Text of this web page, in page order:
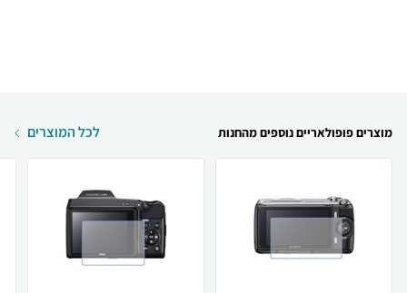
מוצרים פופולאריים נוספים מהחנות לכל המוצרים